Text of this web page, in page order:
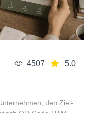
4507 5.0
den Ziel-